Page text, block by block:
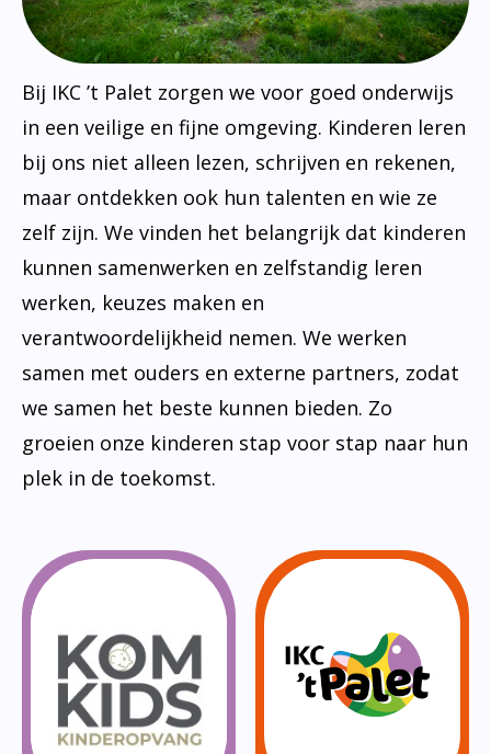
Bij IKC ’t Palet zorgen we voor goed onderwijs
in een veilige en fijne omgeving. Kinderen leren
bij ons niet alleen lezen, schrijven en rekenen,
maar ontdekken ook hun talenten en wie ze
zelf zijn. We vinden het belangrijk dat kinderen
kunnen samenwerken en zelfstandig leren
werken, keuzes maken en
verantwoordelijkheid nemen. We werken
samen met ouders en externe partners, zodat
we samen het beste kunnen bieden. Zo
groeien onze kinderen stap voor stap naar hun
plek in de toekomst.